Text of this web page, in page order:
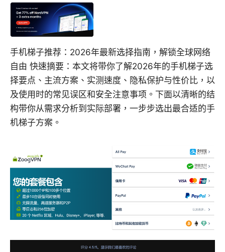
手机梯子推荐：2026年最新选择指南，解锁全球网络
自由 快速摘要：本文将带你了解2026年的手机梯子选
择要点、主流方案、实测速度、隐私保护与性价比，以
及使用时的常见误区和安全注意事项。下面以清晰的结
构带你从需求分析到实际部署，一步步选出最合适的手
机梯子方案。